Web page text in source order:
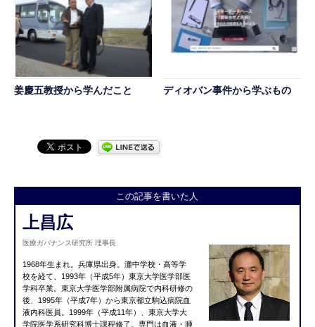
姜慶五教授から学んだこと ディオバン事件から学ぶもの
この記事を書いた人
上昌広
医療ガバナンス研究所 理事長
1968年生まれ。兵庫県出身。灘中学校・高等学
校を経て、1993年（平成5年）東京大学医学部医
学科卒業。東京大学医学部附属病院で内科研修の
後、1995年（平成7年）から東京都立駒込病院血
液内科医員。1999年（平成11年）、東京大学大
学院医学系研究科博士課程修了。専門は血液・腫